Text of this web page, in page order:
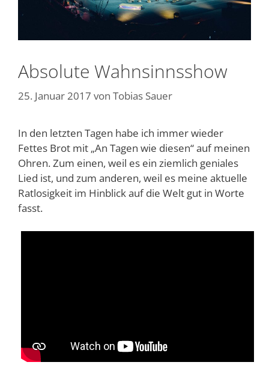
Absolute Wahnsinnsshow
25. Januar 2017 von Tobias Sauer
In den letzten Tagen habe ich immer wieder
Fettes Brot mit „An Tagen wie diesen“ auf meinen
Ohren. Zum einen, weil es ein ziemlich geniales
Lied ist, und zum anderen, weil es meine aktuelle
Ratlosigkeit im Hinblick auf die Welt gut in Worte
fasst.